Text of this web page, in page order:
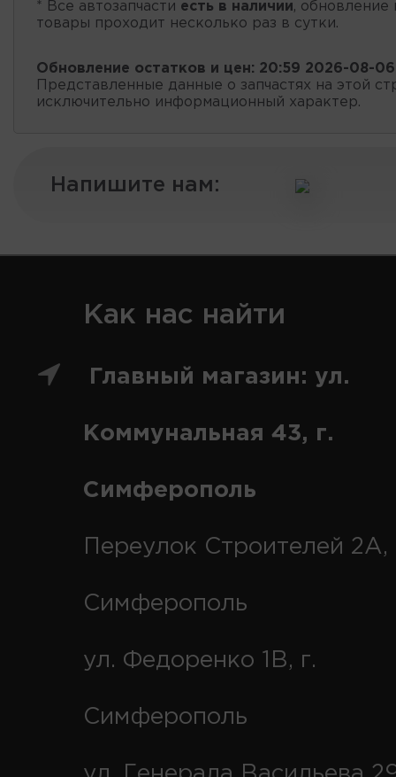
* Все автозапчасти есть в наличии, обновление
товары проходит несколько раз в сутки.
Обновление остатков и цен: 20:59 2026-08-06
Представленные данные о запчастях на этой
исключительно информационный характер.
Напишите нам:
Как нас найти
Главный магазин: ул.
Коммунальная 43, г.
Симферополь
Переулок Строителей 2А,
Симферополь
ул. Федоренко 1В, г.
Симферополь